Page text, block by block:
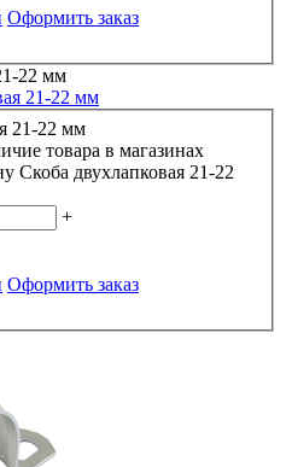
Оформить заказ
21-22 мм
товара в магазинах
Скоба двухлапковая 21-22
+
Оформить заказ